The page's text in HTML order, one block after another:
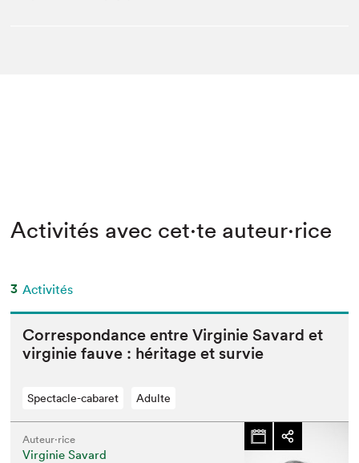
Activités avec cet·te auteur·rice
3 Activités
Cor­re­spon­dance entre Vir­ginie Savard et
vir­ginie fauve : héritage et survie
Spectacle-cabaret Adulte
Auteur·rice
Virginie Savard